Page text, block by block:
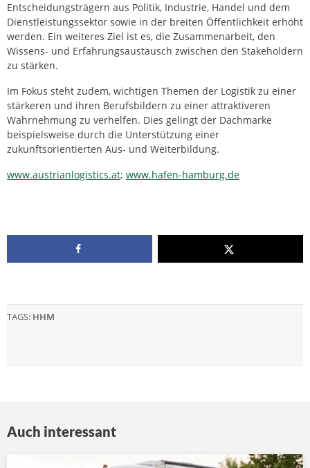
Entscheidungsträgern aus Politik, Industrie, Handel und dem
Dienstleistungssektor sowie in der breiten Öffentlichkeit erhöht
werden. Ein weiteres Ziel ist es, die Zusammenarbeit, den
Wissens- und Erfahrungsaustausch zwischen den Stakeholdern
zu stärken.
Im Fokus steht zudem, wichtigen Themen der Logistik zu einer
stärkeren und ihren Berufsbildern zu einer attraktiveren
Wahrnehmung zu verhelfen. Dies gelingt der Dachmarke
beispielsweise durch die Unterstützung einer
zukunftsorientierten Aus- und Weiterbildung.
www.austrianlogistics.at; www.hafen-hamburg.de
TAGS: HHM
Auch interessant